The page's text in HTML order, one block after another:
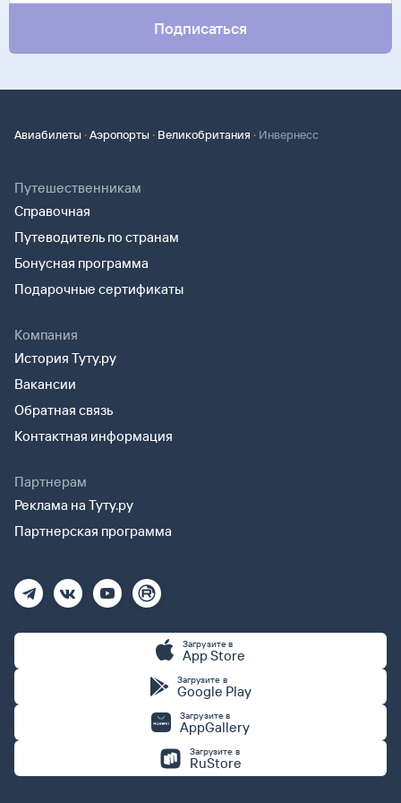
Подписаться
Авиабилеты ·Аэропорты · Великобритания · Инвернесс
Путешественникам
Справочная
Путеводитель по странам
Бонусная программа
Подарочные сертификаты
Компания
История Туту.ру
Вакансии
Обратная связь
Контактная информация
Партнерам
Реклама на Туту.ру
Партнерская программа
Загрузите в
App Store
Загрузите в
Google Play
Загрузите в
AppGallery
Загрузите в
RuStore